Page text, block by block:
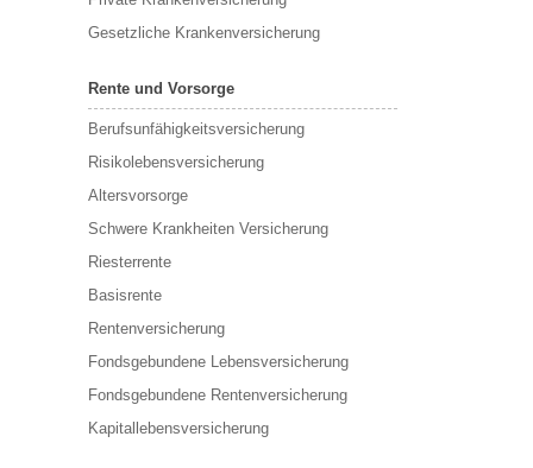
Gesetzliche Krankenversicherung
Rente und Vorsorge
Berufs­unfähigkeitsversicherung
Risikolebensversicherung
Altersvorsorge
Schwere Krankheiten Versicherung
Riesterrente
Basisrente
Rentenversicherung
Fondsgebundene Lebensversicherung
Fondsgebundene Rentenversicherung
Kapitallebensversicherung